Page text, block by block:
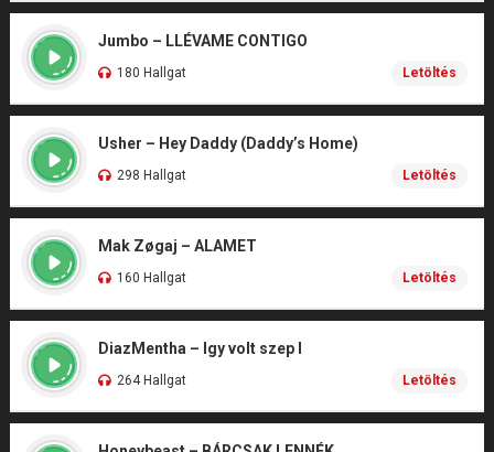
Jumbo – LLÉVAME CONTIGO
180 Hallgat Letöltés
Usher – Hey Daddy (Daddy’s Home)
298 Hallgat Letöltés
Mak Zøgaj – ALAMET
160 Hallgat Letöltés
DiazMentha – Igy volt szep I
264 Hallgat Letöltés